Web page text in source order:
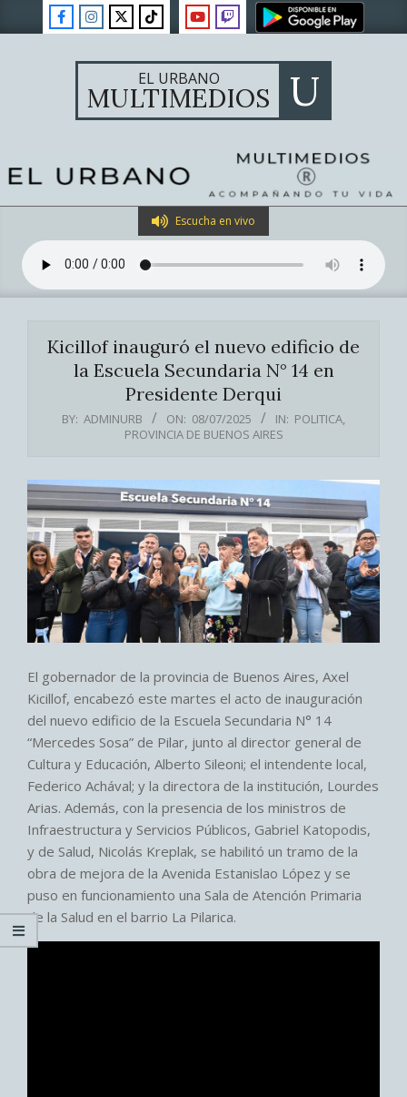
to
EL URBANO
MULTIMEDIOS U
Navigation
Menu
Escucha en vivo
Kicillof inauguró el nuevo edificio de
la Escuela Secundaria N° 14 en
Presidente Derqui
BY: ADMINURB ON: 08/07/2025 IN: POLITICA,
PROVINCIA DE BUENOS AIRES
El gobernador de la provincia de Buenos Aires, Axel
Kicillof, encabezó este martes el acto de inauguración
del nuevo edificio de la Escuela Secundaria N° 14
“Mercedes Sosa” de Pilar, junto al director general de
Cultura y Educación, Alberto Sileoni; el intendente local,
Federico Achával; y la directora de la institución, Lourdes
Arias. Además, con la presencia de los ministros de
Infraestructura y Servicios Públicos, Gabriel Katopodis,
y de Salud, Nicolás Kreplak, se habilitó un tramo de la
obra de mejora de la Avenida Estanislao López y se
puso en funcionamiento una Sala de Atención Primaria
de la Salud en el barrio La Pilarica.